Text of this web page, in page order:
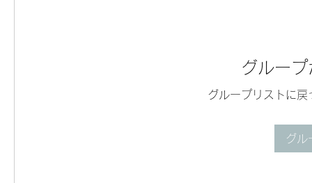
グルー
グループリストに
グル